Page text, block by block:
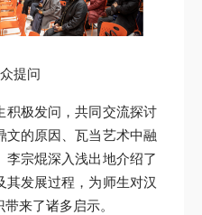
提问
积极发问，共同交流探讨
文的原因、瓦当艺术中融
宗焜深入浅出地介绍了
发展过程，为师生对汉
来了诸多启示。